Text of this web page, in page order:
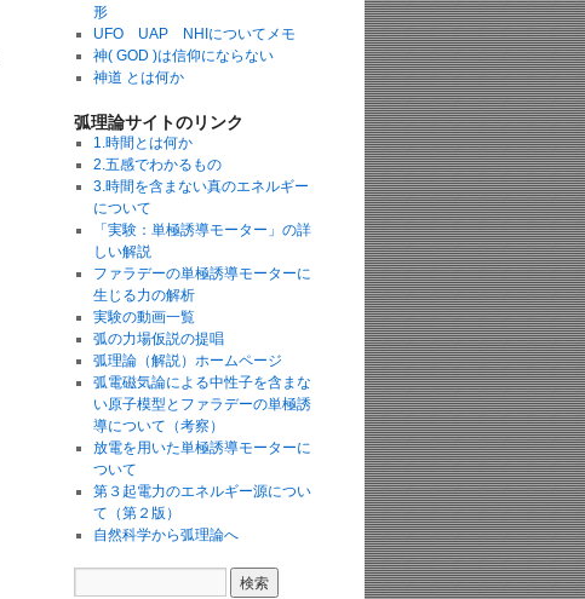
形
UFO UAP NHIについてメモ
神( GOD )は信仰にならない
神道 とは何か
弧理論サイトのリンク
1.時間とは何か
2.五感でわかるもの
3.時間を含まない真のエネルギー
について
「実験：単極誘導モーター」の詳
しい解説
ファラデーの単極誘導モーターに
生じる力の解析
実験の動画一覧
弧の力場仮説の提唱
弧理論（解説）ホームページ
弧電磁気論による中性子を含まな
い原子模型とファラデーの単極誘
導について（考察）
放電を用いた単極誘導モーターに
ついて
第３起電力のエネルギー源につい
て（第２版）
自然科学から弧理論へ